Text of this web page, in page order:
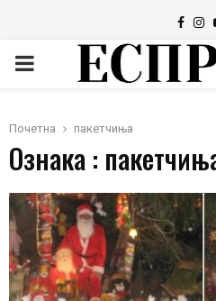
PRIMARY
Почетна пакетчиња
Ознака :